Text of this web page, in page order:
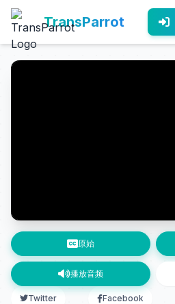
TransParrot
原始
播放音频
Twitter Facebook